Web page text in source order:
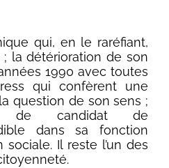
qui, en le raréfiant,
la détérioration de son
1990 avec toutes
qui confèrent une
question de son sens ;
de candidat de
dans sa fonction
sociale. Il reste l’un des